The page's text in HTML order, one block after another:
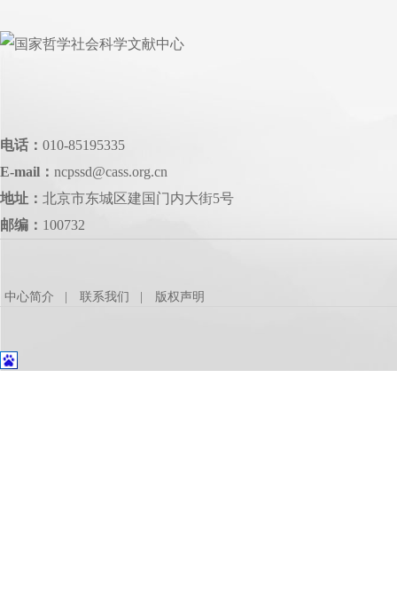
电话： 010-85195335
E-mail： ncpssd@cass.org.cn
地址： 北京市东城区建国门内大街5号
邮编： 100732
中心简介 联系我们 版权声明